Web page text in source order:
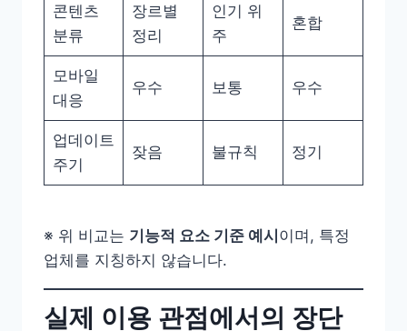
콘텐츠
분류
장르별
정리
인기 위
주
혼합
모바일
대응
우수 보통 우수
업데이트
주기
잦음 불규칙 정기
※ 위 비교는 기능적 요소 기준 예시 이며, 특정
업체를 지칭하지 않습니다.
실제 이용 관점에서의 장단